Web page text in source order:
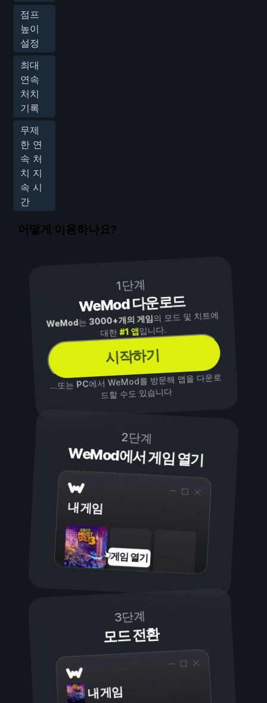
점프
높이
설정
최대
연속
처치
기록
무제
한 연
속 처
치 지
속 시
간
어떻게 이용하나요?
1단계
WeMod 다운로드
WeMod는3000+개의 게임의 모드 및 치트에
대한#1 앱입니다.
시작하기
...또는PC에서 WeMod를 방문해 앱을 다운로
드할 수도 있습니다
2단계
WeMod에서 게임 열기
내 게임
게임 열기
3단계
모드 전환
내 게임